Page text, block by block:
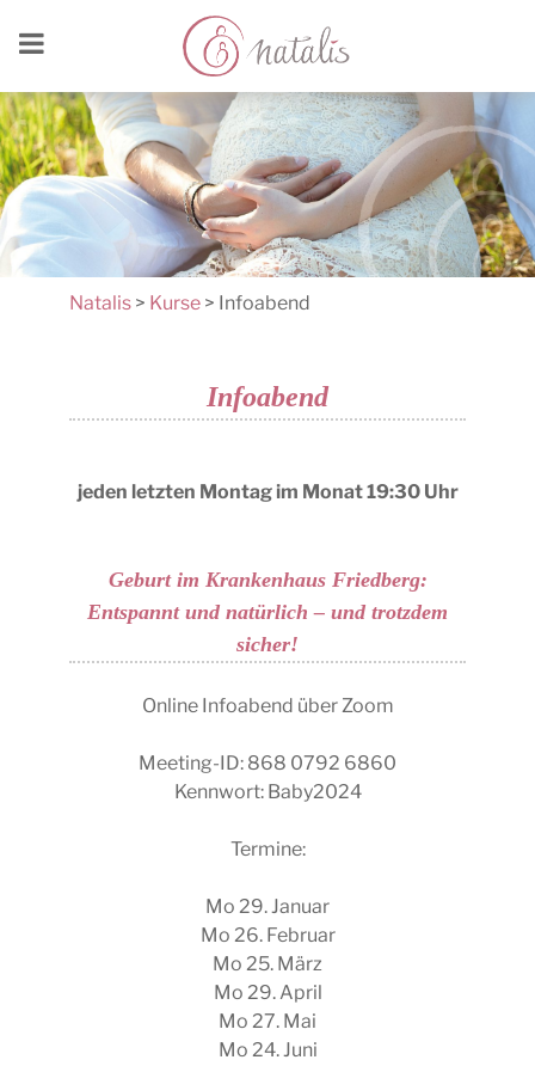
Natalis > Kurse > Infoabend
Infoabend
jeden letzten Montag im Monat 19:30 Uhr
Geburt im Krankenhaus Friedberg:
Entspannt und natürlich – und trotzdem
sicher!
Online Infoabend über Zoom
Meeting-ID: 868 0792 6860
Kennwort: Baby2024
Termine:
Mo 29. Januar
Mo 26. Februar
Mo 25. März
Mo 29. April
Mo 27. Mai
Mo 24. Juni